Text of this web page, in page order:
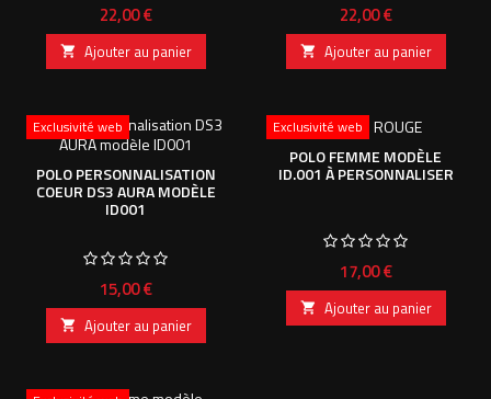
Prix
22,00 €
 Ajouter au panier
Prix
22,00 €
 Ajouter au panier
Exclusivité web
POLO PERSONNALISATION
COEUR DS3 AURA MODÈLE
ID001
Prix
15,00 €
 Ajouter au panier
Exclusivité web
POLO FEMME MODÈLE
ID.001 À PERSONNALISER
Prix
17,00 €
 Ajouter au panier